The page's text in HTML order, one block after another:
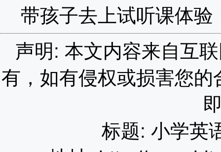
带孩子去上试听课体
声明: 本文内容来自互
有，如有侵权或损害您
标题: 小学英